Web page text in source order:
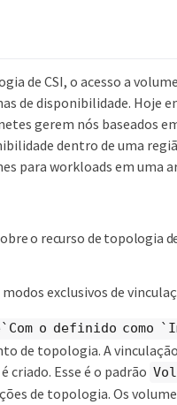
de CSI, o acesso a
de disponibilidade. Hoje
gerem nós baseados
dentro de uma
para workloads em uma
o recurso de topologia
exclusivos de
o definido como
de topologia. A
criado. Esse é o padrão
de topologia. Os